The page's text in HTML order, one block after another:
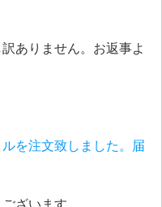
ありません。お返事よ
を注文致しました。届
ざいます